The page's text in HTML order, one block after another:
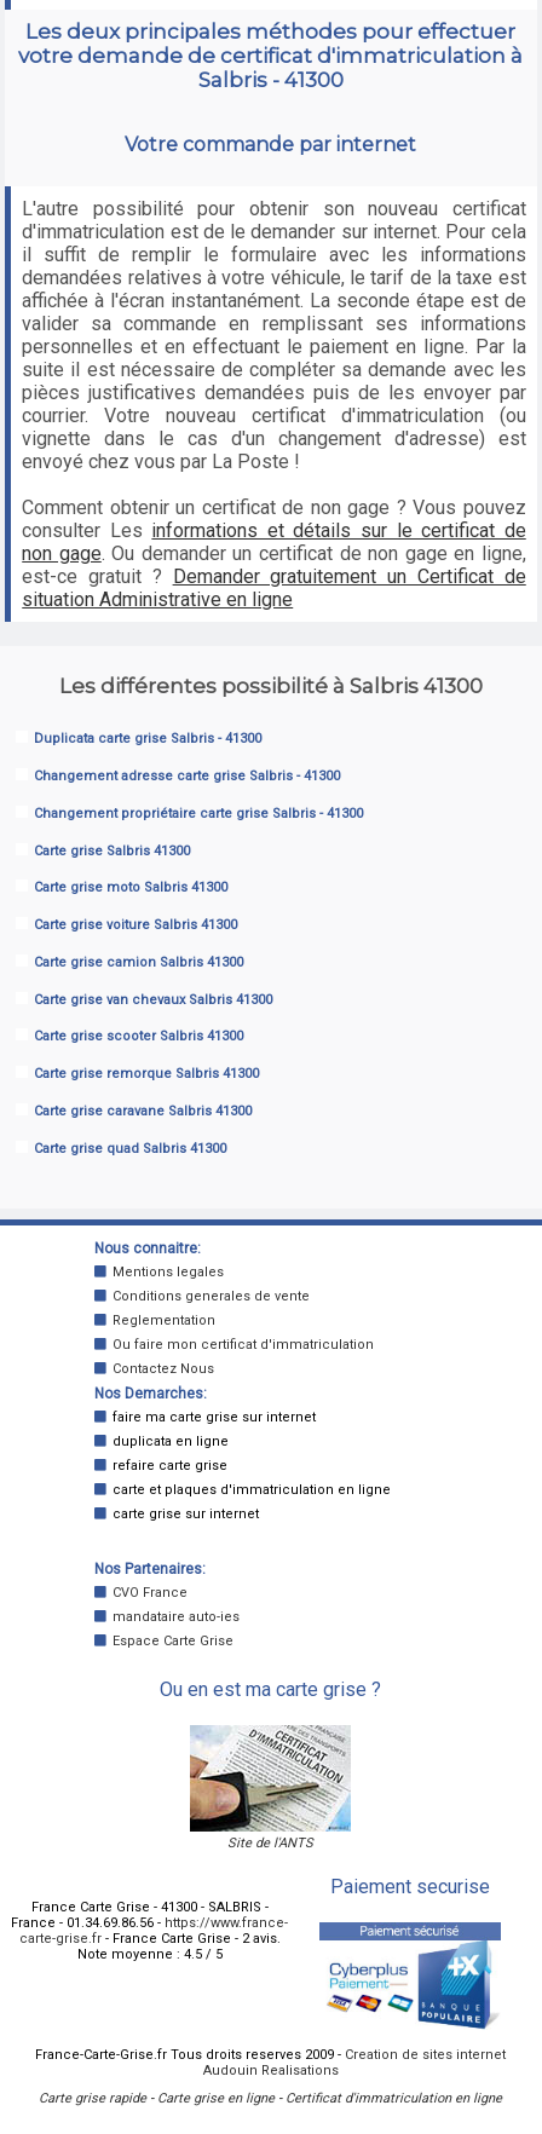
Les deux principales méthodes pour effectuer
votre demande de certificat d'immatriculation à
Salbris - 41300
Votre commande par internet
L'autre possibilité pour obtenir son nouveau certificat
d'immatriculation est de le demander sur internet. Pour cela
il suffit de remplir le formulaire avec les informations
demandées relatives à votre véhicule, le tarif de la taxe est
affichée à l'écran instantanément. La seconde étape est de
valider sa commande en remplissant ses informations
personnelles et en effectuant le paiement en ligne. Par la
suite il est nécessaire de compléter sa demande avec les
pièces justificatives demandées puis de les envoyer par
courrier. Votre nouveau certificat d'immatriculation (ou
vignette dans le cas d'un changement d'adresse) est
envoyé chez vous par La Poste !
Comment obtenir un certificat de non gage ? Vous pouvez
consulter Les informations et détails sur le certificat de
non gage. Ou demander un certificat de non gage en ligne,
est-ce gratuit ? Demander gratuitement un Certificat de
situation Administrative en ligne
Les différentes possibilité à Salbris 41300
Duplicata carte grise Salbris - 41300
Changement adresse carte grise Salbris - 41300
Changement propriétaire carte grise Salbris - 41300
Carte grise Salbris 41300
Carte grise moto Salbris 41300
Carte grise voiture Salbris 41300
Carte grise camion Salbris 41300
Carte grise van chevaux Salbris 41300
Carte grise scooter Salbris 41300
Carte grise remorque Salbris 41300
Carte grise caravane Salbris 41300
Carte grise quad Salbris 41300
Nous connaitre:
Mentions legales
Conditions generales de vente
Reglementation
Ou faire mon certificat d'immatriculation
Contactez Nous
Nos Demarches:
faire ma carte grise sur internet
duplicata en ligne
refaire carte grise
carte et plaques d'immatriculation en ligne
carte grise sur internet
Nos Partenaires:
CVO France
mandataire auto-ies
Espace Carte Grise
Ou en est ma carte grise ?
Site de l'ANTS
Paiement securise
France Carte Grise - 41300- SALBRIS -
France - 01.34.69.86.56- https://www.france-
carte-grise.fr - France Carte Grise - 2avis.
Note moyenne : 4.5/ 5
France-Carte-Grise.fr Tous droits reserves 2009 - Creation de sites internet
Audouin Realisations
Carte grise rapide- Carte grise en ligne- Certificat d'immatriculation en ligne